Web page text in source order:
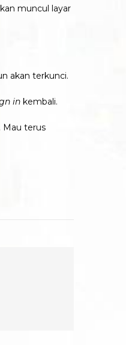
muncul layar
akan terkunci.
in kembali.
Mau terus